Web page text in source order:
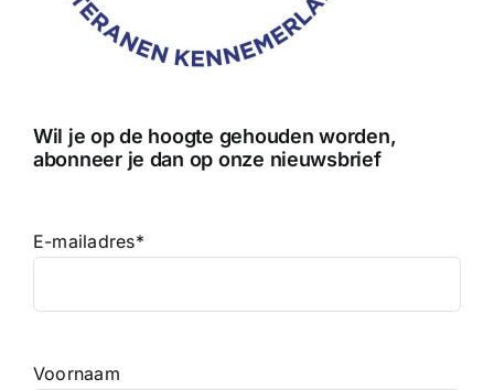
Wil je op de hoogte gehouden worden,
abonneer je dan op onze nieuwsbrief
E-mailadres*
Voornaam